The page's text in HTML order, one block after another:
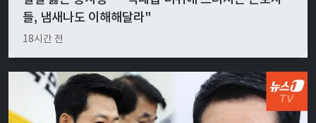
들, 냄새나도 이해해달라"
18시간 전